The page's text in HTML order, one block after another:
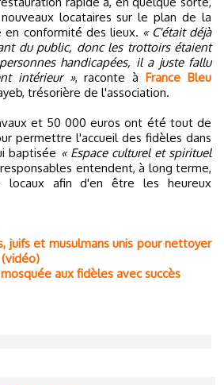
locataires sur le plan de la
conformité des lieux. « C'était déjà
du public, donc les trottoirs étaient
handicapées, il a juste fallu
intérieur », raconte àFrance Bleu
trésorière de l'association.
et 50 000 euros ont été tout de
permettre l'accueil des fidèles dans
baptisée « Espace culturel et spirituel
entendent, à long terme,
locaux afin d'en être les heureux
juifs et musulmans unis pour nettoyer
aux fidèles avec succès